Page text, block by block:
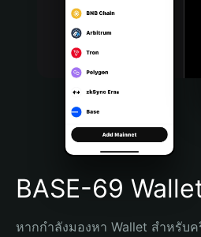
Português (Portugal)
Bahasa Indonesia
Português (Brasil)
Español (Argentina)
BASE-69
หากกำลังมองหา Wallet สำหรับ